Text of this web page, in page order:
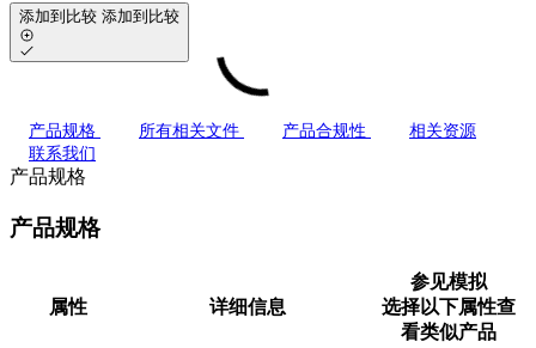
添加到比较 添加到比较
产品规格 所有相关文件 产品合规性
相关资源
联系我们
产品规格
产品规格
属性 详细信息
参见模拟
选择以下属性查
看类似产品